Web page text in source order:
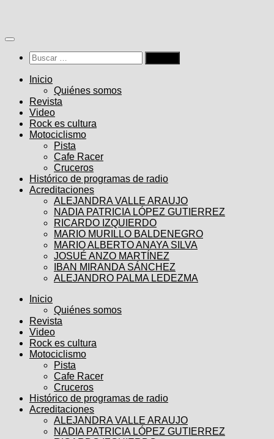
contenido
Buscar:
Inicio
Quiénes somos
Revista
Video
Rock es cultura
Motociclismo
Pista
Cafe Racer
Cruceros
Histórico de programas de radio
Acreditaciones
ALEJANDRA VALLE ARAUJO
NADIA PATRICIA LÓPEZ GUTIERREZ
RICARDO IZQUIERDO
MARIO MURILLO BALDENEGRO
MARIO ALBERTO ANAYA SILVA
JOSUÉ ANZO MARTÍNEZ
IBAN MIRANDA SÁNCHEZ
ALEJANDRO PALMA LEDEZMA
Inicio
Quiénes somos
Revista
Video
Rock es cultura
Motociclismo
Pista
Cafe Racer
Cruceros
Histórico de programas de radio
Acreditaciones
ALEJANDRA VALLE ARAUJO
NADIA PATRICIA LÓPEZ GUTIERREZ